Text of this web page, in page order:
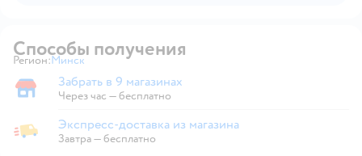
Способы получения
Регион: Выбор адреса доставки.
Минск
Забрать в магазине
Забрать в 9 магазинах
Через час — бесплатно
Экспресс-доставка из магазина
Экспресс-доставка из магазина
Завтра—бесплатно